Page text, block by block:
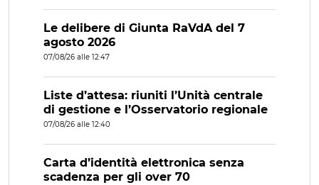
Le delibere di Giunta RaVdA del 7
agosto 2026
07/08/26 alle 12:47
Liste d’attesa: riuniti l’Unità centrale
di gestione e l’Osservatorio regionale
07/08/26 alle 12:40
Carta d’identità elettronica senza
scadenza per gli over 70